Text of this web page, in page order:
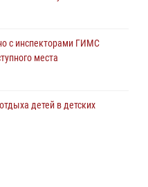
с инспекторами ГИМС
места
детей в детских
приняли участие в акции